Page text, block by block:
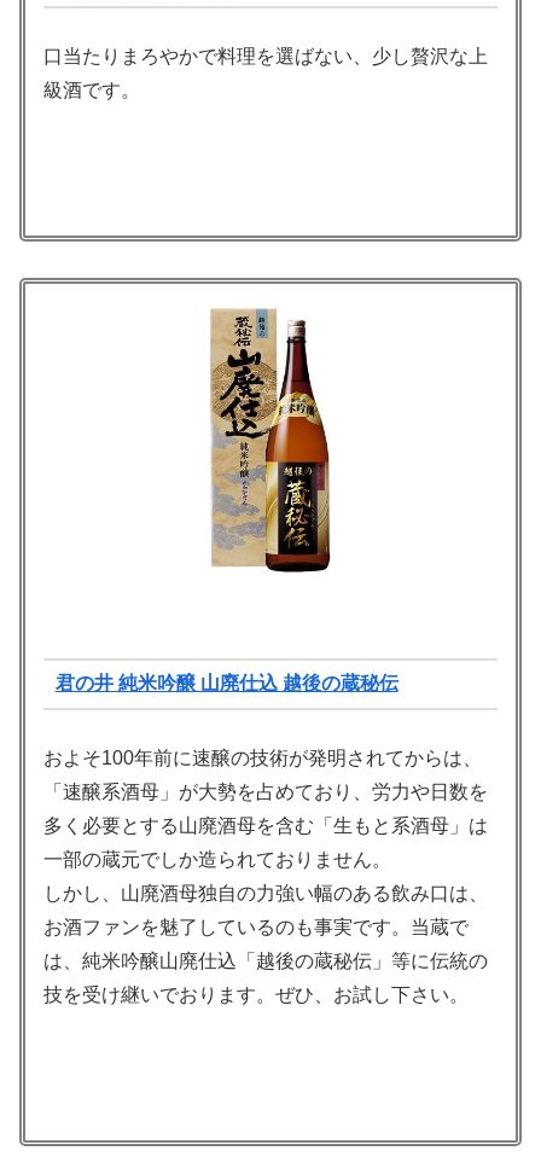
口当たりまろやかで料理を選ばない、少し贅沢な上
級酒です。
君の井 純米吟醸 山廃仕込 越後の蔵秘伝
およそ100年前に速醸の技術が発明されてからは、
「速醸系酒母」が大勢を占めており、労力や日数を
多く必要とする山廃酒母を含む「生もと系酒母」は
一部の蔵元でしか造られておりません。
しかし、山廃酒母独自の力強い幅のある飲み口は、
お酒ファンを魅了しているのも事実です。当蔵で
は、純米吟醸山廃仕込「越後の蔵秘伝」等に伝統の
技を受け継いでおります。ぜひ、お試し下さい。